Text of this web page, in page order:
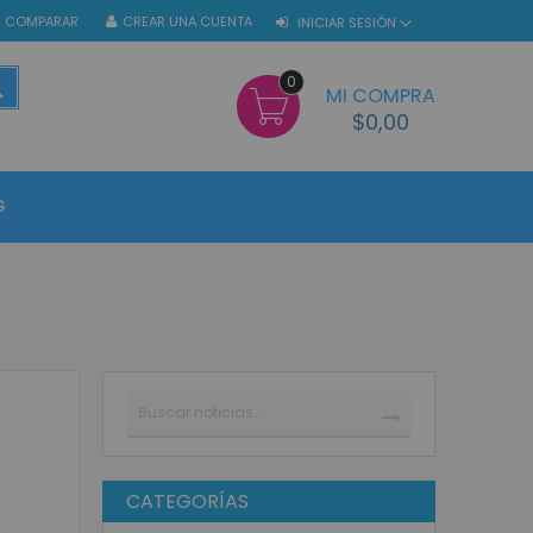
COMPARAR INICIAR SESIÓN
CREAR UNA CUENTA
MI COMPRA
$0,00
0
CATEGORÍAS